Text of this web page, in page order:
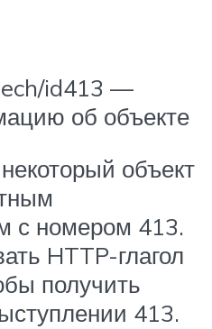
id413 —
об объекте
объект
с номером 413.
HTTP-глагол
получить
413.